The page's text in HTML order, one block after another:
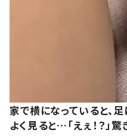
家で横になっていると、
よく見ると…「えぇ！？」